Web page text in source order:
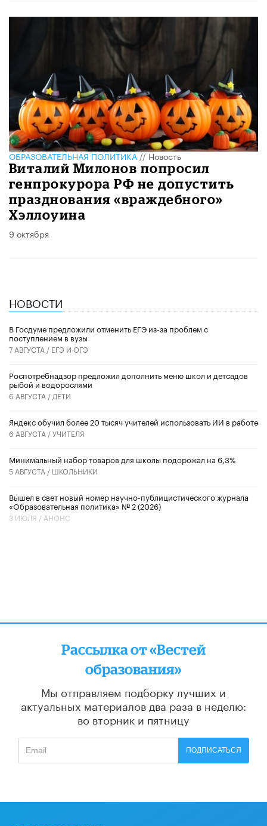
ОБРАЗОВАТЕЛЬНАЯ ПОЛИТИКА//Новость
Виталий Милонов попросил
генпрокурора РФ не допустить
празднования «враждебного»
Хэллоуина
9 октября
НОВОСТИ
В Госдуме предложили отменить ЕГЭ из-за проблем с
поступлением в вузы
7 АВГУСТА / ЕГЭ И ОГЭ
Роспотребнадзор предложил дополнить меню школ и детсадов
рыбой и водорослями
6 АВГУСТА / ДЕТИ
​Яндекс обучил более 20 тысяч учителей использовать ИИ в работе
6 АВГУСТА /УЧИТЕЛЯ
Минимальный набор товаров для школы подорожал на 6,3%
5 АВГУСТА / ШКОЛЬНИКИ
Вышел в свет новый номер научно-публицистического журнала
«Образовательная политика» № 2 (2026)
3 ИЮЛЯ / АНОНС
Рассылка от «Вестей
образования»
Мы отправляем подборку лучших и
актуальных материалов два раза в неделю:
во вторник и пятницу
ПОДПИСАТЬСЯ